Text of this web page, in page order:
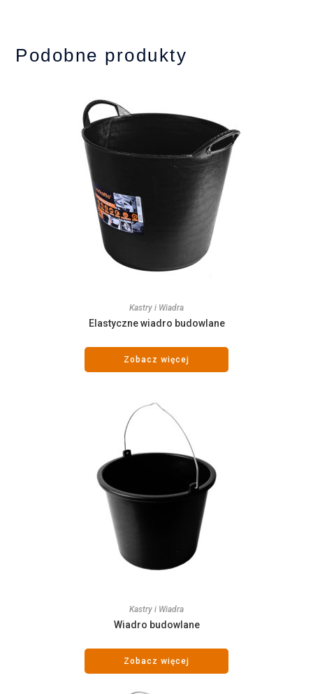
Podobne produkty
Kastry i Wiadra
Elastyczne wiadro budowlane
Zobacz więcej
Kastry i Wiadra
Wiadro budowlane
Zobacz więcej